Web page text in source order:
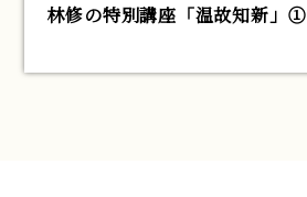
林修の特別講座「温故知新」①